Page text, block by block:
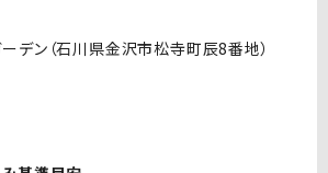
デン（石川県金沢市松寺町辰8番地）